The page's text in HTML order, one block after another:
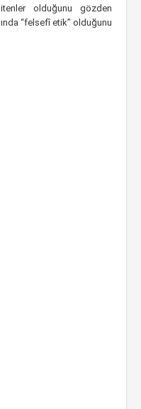
olduğunu gözden
“felsefî etik” olduğunu